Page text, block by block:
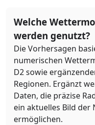
Welche
werden genutzt?
Die Vorhersagen
numerischen
D2 sowie
Regionen. Ergänzt
Daten, die präzise
ein aktuelles Bild der
ermöglichen.